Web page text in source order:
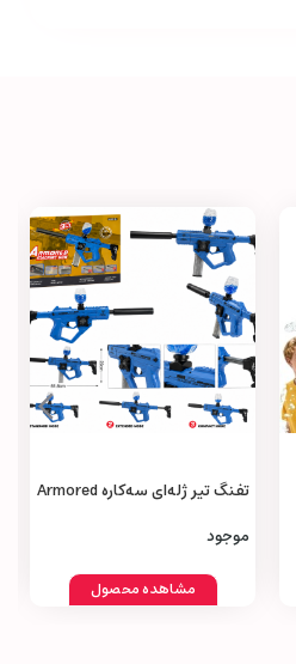
تفنگ تیر ژله‌ای سه‌کاره Armored
موجود
مشاهده محصول